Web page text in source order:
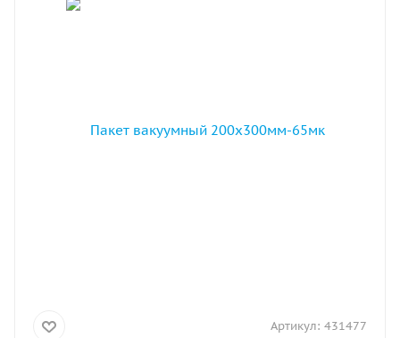
Артикул: 431477